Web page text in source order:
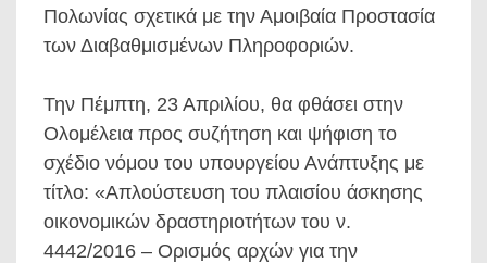
Πολωνίας σχετικά με την Αμοιβαία Προστασία
των Διαβαθμισμένων Πληροφοριών.
Την Πέμπτη, 23 Απριλίου, θα φθάσει στην
Ολομέλεια προς συζήτηση και ψήφιση το
σχέδιο νόμου του υπουργείου Ανάπτυξης με
τίτλο: «Απλούστευση του πλαισίου άσκησης
οικονομικών δραστηριοτήτων του ν.
4442/2016 – Ορισμός αρχών για την